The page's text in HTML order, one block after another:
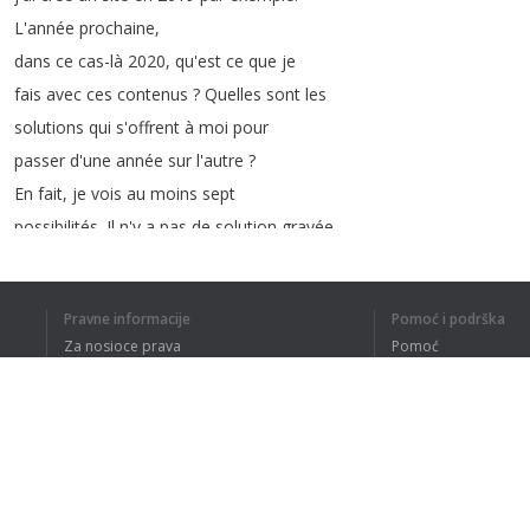
L'année prochaine,
dans ce cas-là 2020, qu'est ce que je
fais avec ces contenus ? Quelles sont les
solutions qui s'offrent à moi pour
passer d'une année sur l'autre ?
En fait, je vois au moins sept
possibilités Il n'y a pas de solution gravée
l'année suivante,soit on
contenus vers un autre site,
Pravne informacije
Za nosioce prava
Pomoć i podrška
Pomoć